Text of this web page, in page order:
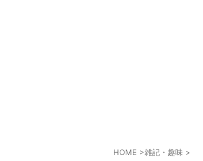
HOME >雑記・趣味 >